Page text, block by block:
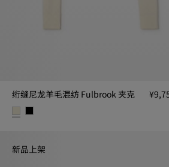
绗缝尼龙羊毛混纺 Fulbrook 夹克
新品上架